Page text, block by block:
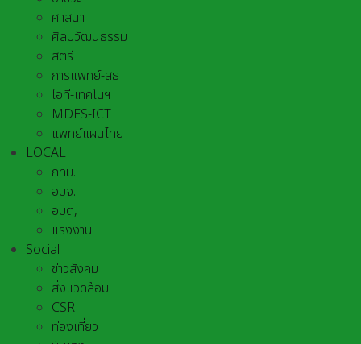
ศาสนา
ศิลปวัฒนธรรม
สตรี
การแพทย์-สธ
ไอที-เทคโนฯ
MDES-ICT
แพทย์แผนไทย
LOCAL
กทม.
อบจ.
อบต,
แรงงาน
Social
ข่าวสังคม
สิ่งแวดล้อม
CSR
ท่องเที่ยว